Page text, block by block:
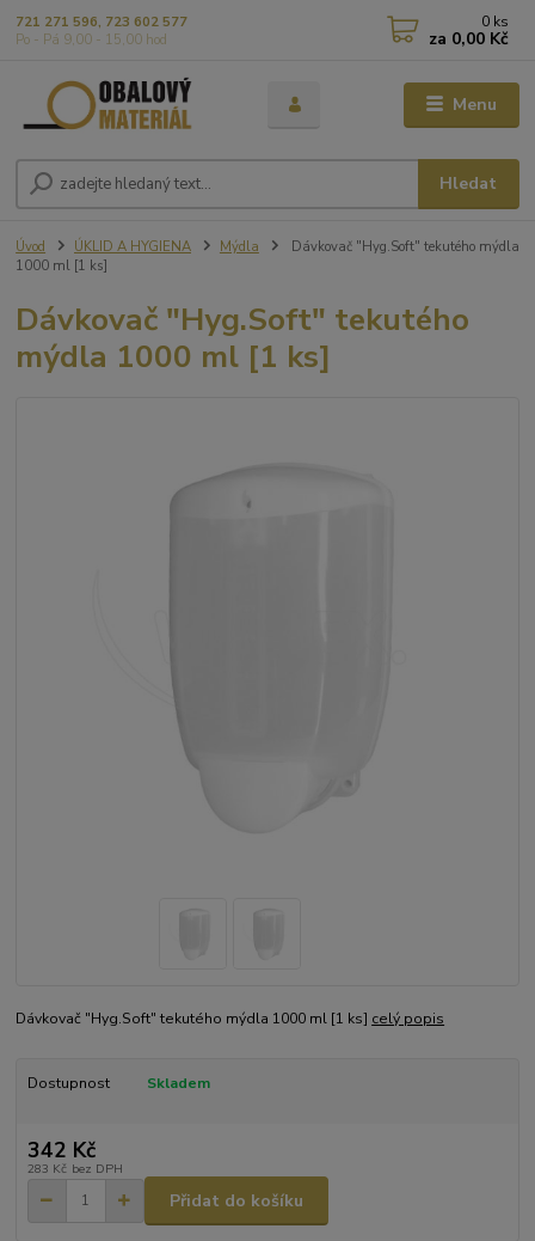
Menu
Hledat
721 271 596, 723 602 577
Po - Pá 9,00 - 15,00 hod
0 ks
za 0,00 Kč
Úvod ÚKLID A HYGIENA Mýdla
Dávkovač "Hyg.Soft" tekutého mýdla
1000 ml [1 ks]
Dávkovač "Hyg.Soft" tekutého
mýdla 1000 ml [1 ks]
Dávkovač "Hyg.Soft" tekutého mýdla 1000 ml [1 ks] celý popis
Dostupnost Skladem
342 Kč
283 Kč bez DPH
Přidat do košíku